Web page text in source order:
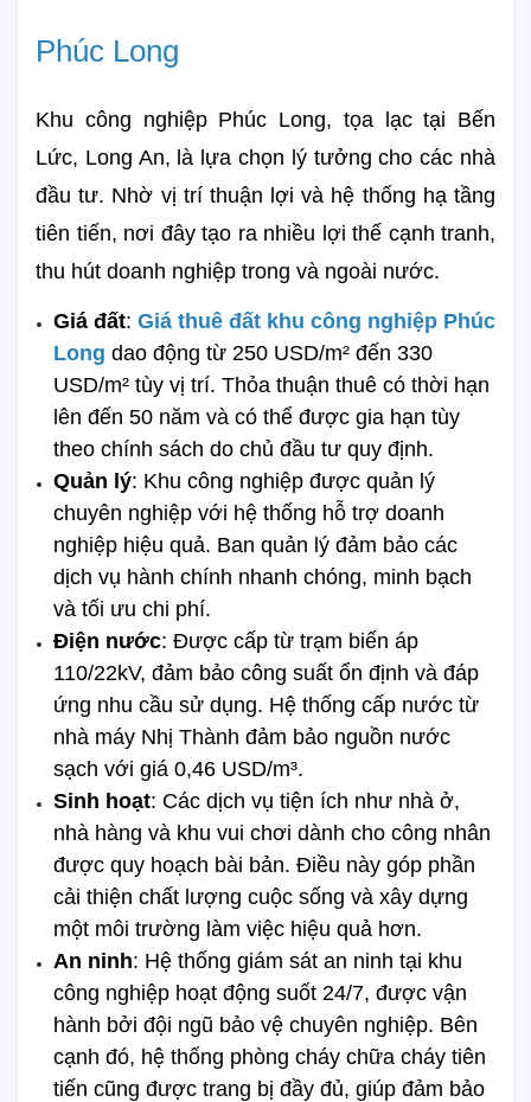
Phúc Long
Khu công nghiệp Phúc Long, tọa lạc tại Bến
Lức, Long An, là lựa chọn lý tưởng cho các nhà
đầu tư. Nhờ vị trí thuận lợi và hệ thống hạ tầng
tiên tiến, nơi đây tạo ra nhiều lợi thế cạnh tranh,
thu hút doanh nghiệp trong và ngoài nước.
Giá đất: Giá thuê đất khu công nghiệp Phúc
Long dao động từ 250 USD/m² đến 330
USD/m² tùy vị trí. Thỏa thuận thuê có thời hạn
lên đến 50 năm và có thể được gia hạn tùy
theo chính sách do chủ đầu tư quy định.
Quản lý: Khu công nghiệp được quản lý
chuyên nghiệp với hệ thống hỗ trợ doanh
nghiệp hiệu quả. Ban quản lý đảm bảo các
dịch vụ hành chính nhanh chóng, minh bạch
và tối ưu chi phí.
Điện nước: Được cấp từ trạm biến áp
110/22kV, đảm bảo công suất ổn định và đáp
ứng nhu cầu sử dụng. Hệ thống cấp nước từ
nhà máy Nhị Thành đảm bảo nguồn nước
sạch với giá 0,46 USD/m³.
Sinh hoạt: Các dịch vụ tiện ích như nhà ở,
nhà hàng và khu vui chơi dành cho công nhân
được quy hoạch bài bản. Điều này góp phần
cải thiện chất lượng cuộc sống và xây dựng
một môi trường làm việc hiệu quả hơn.
An ninh: Hệ thống giám sát an ninh tại khu
công nghiệp hoạt động suốt 24/7, được vận
hành bởi đội ngũ bảo vệ chuyên nghiệp. Bên
cạnh đó, hệ thống phòng cháy chữa cháy tiên
tiến cũng được trang bị đầy đủ, giúp đảm bảo